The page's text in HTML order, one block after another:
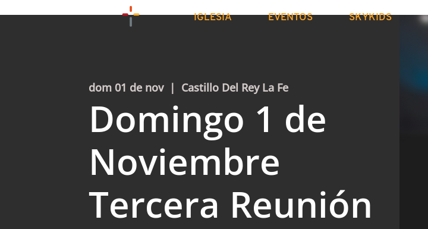
IGLESIA EVENTOS SKYKIDS
dom 01 de nov
  |
Castillo Del Rey La Fe
Domingo 1 de
Noviembre
Tercera Reunión